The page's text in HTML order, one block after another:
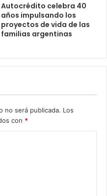
Autocrédito celebra 40
años impulsando los
proyectos de vida de las
familias argentinas
no será publicada. Los
con *